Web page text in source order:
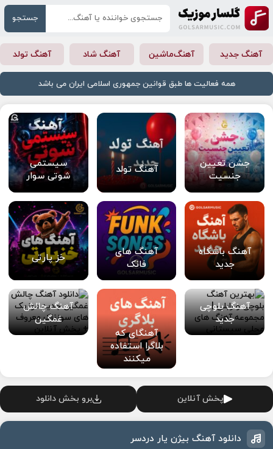
جستجو
آهنگ جدید آهنگ‌ماشین آهنگ شاد آهنگ تولد
همه فعالیت ها طبق قوانین جمهوری اسلامی ایران می باشد
جشن تعیین
جنسیت
آهنگ تولد
سیستمی
شوتی سوار
آهنگ باشگاه
جدید
آهنگ های
فانک
خز پارتی
آهنگ بلوچی
جدید
آهنگای که
بلاگرا استفاده
میکنند
آهنگ چالش
غمگین
پخش آنلاین برو بخش دانلود
دانلود آهنگ بیژن یار دردسر